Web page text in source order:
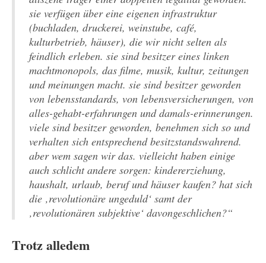
sie verfügen über eine eigenen infrastruktur
(buchladen, druckerei, weinstube, café,
kulturbetrieb, häuser), die wir nicht selten als
feindlich erleben. sie sind besitzer eines linken
machtmonopols, das filme, musik, kultur, zeitungen
und meinungen macht. sie sind besitzer geworden
von lebensstandards, von lebensversicherungen, von
alles-gehabt-erfahrungen und damals-erinnerungen.
viele sind besitzer geworden, benehmen sich so und
verhalten sich entsprechend besitzstandswahrend.
aber wem sagen wir das. vielleicht haben einige
auch schlicht andere sorgen: kindererziehung,
haushalt, urlaub, beruf und häuser kaufen? hat sich
die ‚revolutionäre ungeduld‘ samt der
‚revolutionären subjektive‘ davongeschlichen?“
Trotz alledem